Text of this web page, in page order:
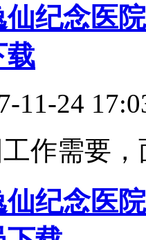
纪念医
载
11-24
作需要
纪念医